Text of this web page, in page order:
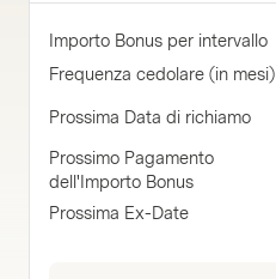
Importo Bonus per intervallo
Frequenza cedolare (in mesi)
Prossima Data di richiamo
Prossimo Pagamento
dell'Importo Bonus
Prossima Ex-Date